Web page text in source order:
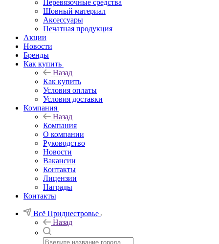
Перевязочные средства
Шовный материал
Аксессуары
Печатная продукция
Акции
Новости
Бренды
Как купить
Назад
Как купить
Условия оплаты
Условия доставки
Компания
Назад
Компания
О компании
Руководство
Новости
Вакансии
Контакты
Лицензии
Награды
Контакты
Всё Приднестровье
Назад